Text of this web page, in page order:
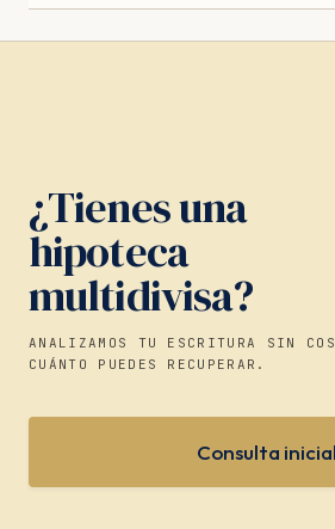
¿Tienes una
hipoteca
multidivisa?
ANALIZAMOS TU ESCRITURA SIN
CUÁNTO PUEDES RECUPERAR.
Consulta inicial